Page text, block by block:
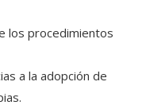
los procedimientos
a la adopción de